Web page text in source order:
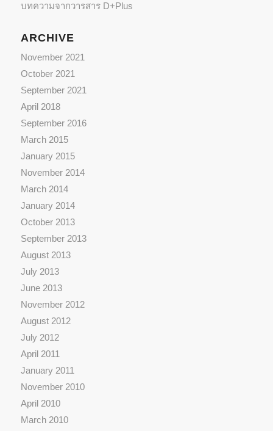
บทความจากวารสาร D+Plus
ARCHIVE
November 2021
October 2021
September 2021
April 2018
September 2016
March 2015
January 2015
November 2014
March 2014
January 2014
October 2013
September 2013
August 2013
July 2013
June 2013
November 2012
August 2012
July 2012
April 2011
January 2011
November 2010
April 2010
March 2010